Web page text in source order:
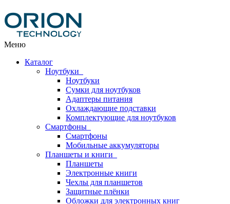
Меню
Каталог
Ноутбуки
Ноутбуки
Сумки для ноутбуков
Адаптеры питания
Охлаждающие подставки
Комплектующие для ноутбуков
Смартфоны
Смартфоны
Мобильные аккумуляторы
Планшеты и книги
Планшеты
Электронные книги
Чехлы для планшетов
Защитные плёнки
Обложки для электронных книг